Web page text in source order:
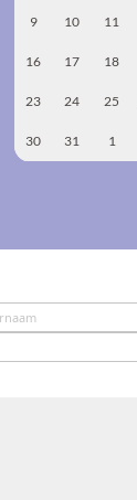
9 10 11
16 17 18
23 24 25
30 31 1